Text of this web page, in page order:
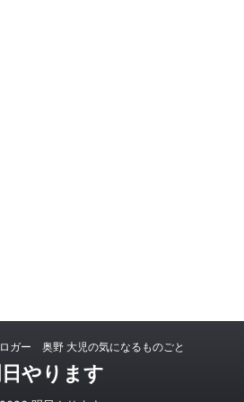
ガー 奥野 大児の気になるものごと
やります